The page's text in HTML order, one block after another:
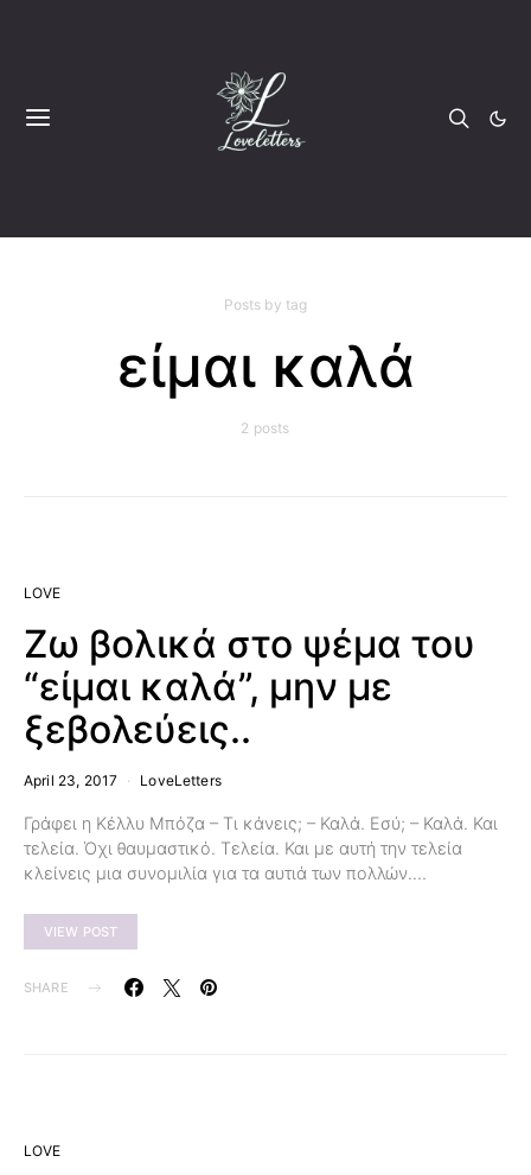
Posts by tag
είμαι καλά
2 posts
LOVE
Ζω βολικά στο ψέμα του
“είμαι καλά”, μην με
ξεβολεύεις..
April 23, 2017 LoveLetters
Γράφει η Κέλλυ Μπόζα – Τι κάνεις; – Καλά. Εσύ; – Καλά. Και
τελεία. Όχι θαυμαστικό. Τελεία. Και με αυτή την τελεία
κλείνεις μια συνομιλία για τα αυτιά των πολλών.…
VIEW POST
SHARE
LOVE